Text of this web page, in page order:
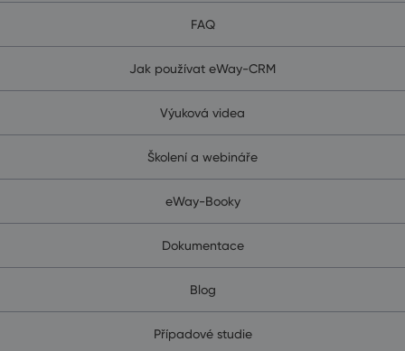
FAQ
Jak používat eWay-CRM
Výuková videa
Školení a webináře
eWay-Booky
Dokumentace
Blog
Případové studie